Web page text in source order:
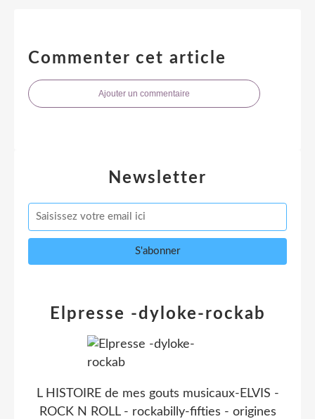
Commenter cet article
Ajouter un commentaire
Newsletter
Elpresse -dyloke-rockab
L HISTOIRE de mes gouts musicaux-ELVIS -
ROCK N ROLL - rockabilly-fifties - origines